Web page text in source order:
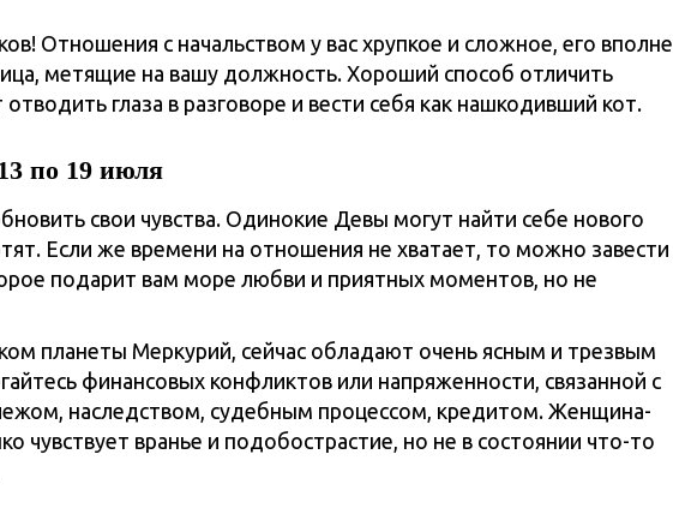
Отношения с начальством у вас хрупкое и сложное, его вполне
метящие на вашу должность. Хороший способ отличить
глаза в разговоре и вести себя как нашкодивший кот.
по 19 июля
свои чувства. Одинокие Девы могут найти себе нового
Если же времени на отношения не хватает, то можно завести
подарит вам море любви и приятных моментов, но не
планеты Меркурий, сейчас обладают очень ясным и трезвым
финансовых конфликтов или напряженности, связанной с
наследством, судебным процессом, кредитом. Женщина-
чувствует вранье и подобострастие, но не в состоянии что-то